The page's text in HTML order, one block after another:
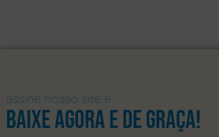
assine nosso site e
Baixe agora e de graça!